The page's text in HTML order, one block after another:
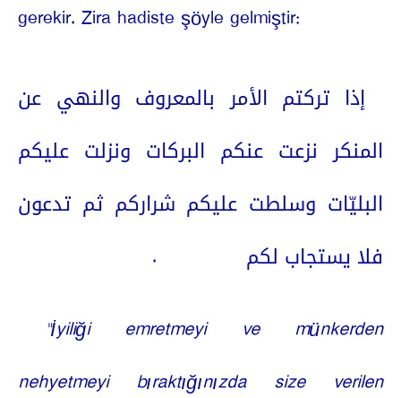
gerekir. Zira hadiste şöyle gelmiştir:
إذا تركتم الأمر بالمعروف والنهي عن
المنكر نزعت عنكم البركات ونزلت عليكم
البليّات وسلطت عليكم شراركم ثم تدعون
فلا يستجاب لكم
.
“İyiliği emretmeyi ve münkerden
nehyetmeyi bıraktığınızda size verilen